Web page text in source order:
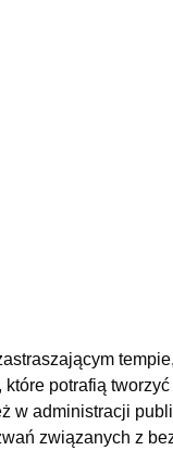
potrafią
w administracji
związanych z